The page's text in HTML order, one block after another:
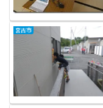
宮古市